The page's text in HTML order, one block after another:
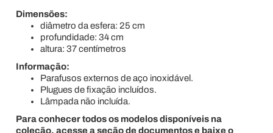
Dimensões:
diâmetro da esfera: 25 cm
profundidade: 34 cm
altura: 37 centímetros
Informação:
Parafusos externos de aço inoxidável.
Plugues de fixação incluídos.
Lâmpada não incluída.
Para conhecer todos os modelos disponíveis na
coleção, acesse a seção de documentos e baixe o